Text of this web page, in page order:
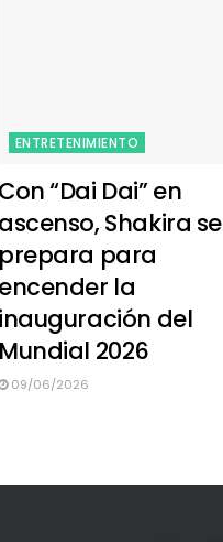
ENTRETENIMIENTO
Con “Dai Dai” en
ascenso, Shakira se
prepara para
encender la
inauguración del
Mundial 2026
09/06/2026